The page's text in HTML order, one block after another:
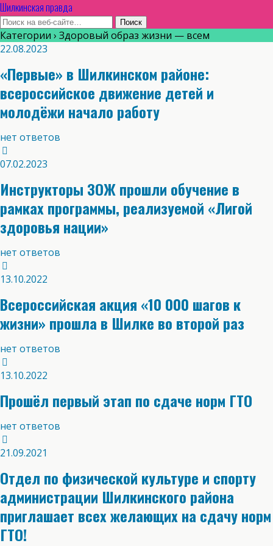
Шилкинская правда
Категории › Здоровый образ жизни — всем
22.08.2023
«Первые» в Шилкинском районе:
всероссийское движение детей и
молодёжи начало работу
нет ответов
07.02.2023
Инструкторы ЗОЖ прошли обучение в
рамках программы, реализуемой «Лигой
здоровья нации»
нет ответов
13.10.2022
Всероссийская акция «10 000 шагов к
жизни» прошла в Шилке во второй раз
нет ответов
13.10.2022
Прошёл первый этап по сдаче норм ГТО
нет ответов
21.09.2021
Отдел по физической культуре и спорту
администрации Шилкинского района
приглашает всех желающих на сдачу норм
ГТО!